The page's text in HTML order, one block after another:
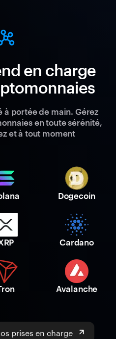
en charge
portée de main. Gérez
en toute sérénité,
et à tout moment
Dogecoin
Cardano
Avalanche
prises en charge